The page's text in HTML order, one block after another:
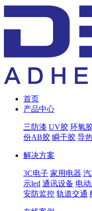
首页
产品中心
三防漆 UV胶 环氧
份AB胶 瞬干胶 导
解决方案
3C电子 家用电器
示led 通讯设备 电
安防监控 轨道交通